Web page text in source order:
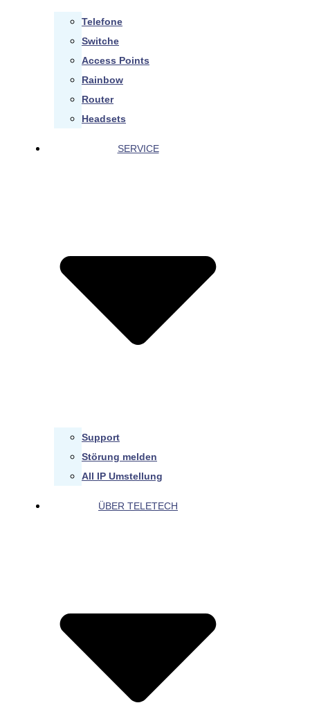
Telefone
Switche
Access Points
Rainbow
Router
Headsets
SERVICE
Support
Störung melden
All IP Umstellung
ÜBER TELETECH